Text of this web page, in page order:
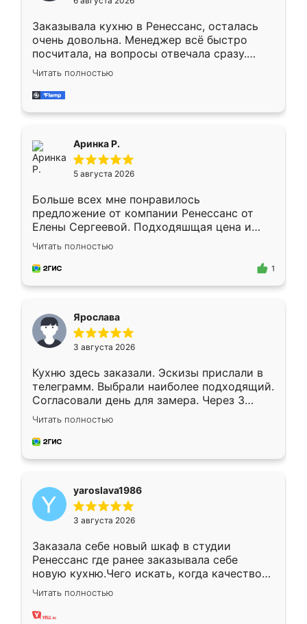
мебели буду заказывать только здесь.
Заказывала кухню в Ренессанс, осталась
очень довольна. Менеджер всё быстро
посчитала, на вопросы отвечала сразу.
Замерщик приехал в субботу, подошёл к
делу со всей ответственностью. Собрали
за день, ребята работали аккуратно, даже
Читать полностью
Аринка Р.
5 августа 2026
Больше всех мне понравилось
предложение от компании Ренессанс от
Елены Сергеевой. Подходяшщая цена и
короткие сроки изготовления. Приехавший
для замера сотрудник Владислав
предложил по моему эскизу самый
Читать полностью
1
Ярослава
3 августа 2026
Кухню здесь заказали. Эскизы прислали в
телеграмм. Выбрали наиболее подходящий.
Согласовали день для замера. Через 3
недели кухня была уже готова. Остались
довольны работой. Спасибо Ренессанс
мебель за качественную работу!
Читать полностью
yaroslava1986
3 августа 2026
Заказала себе новый шкаф в студии
Ренессанс где ранее заказывала себе
новую кухню.Чего искать, когда качеством
вполне довольна. Служит кухня уже почти
два года, нареканий нет.
Читать полностью